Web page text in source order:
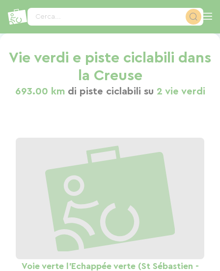
Cerca...
Vie verdi e piste ciclabili dans
la Creuse
693.00 kmdi piste ciclabili su 2 vie verdi
Voie verte l'Echappée verte (St Sébastien -
Pannello di gestione dei cookies